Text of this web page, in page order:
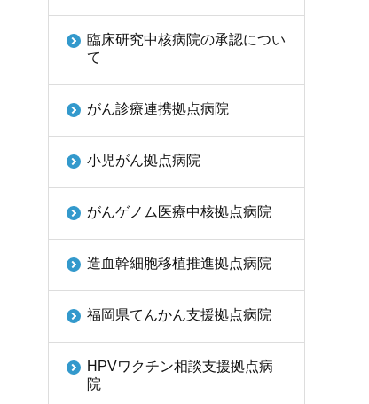
臨床研究中核病院の承認につい
て
がん診療連携拠点病院
小児がん拠点病院
がんゲノム医療中核拠点病院
造血幹細胞移植推進拠点病院
福岡県てんかん支援拠点病院
HPVワクチン相談支援拠点病
院